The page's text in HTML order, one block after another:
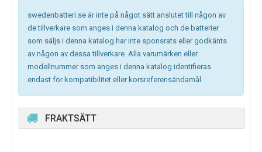
swedenbatteri.se är inte på något sätt anslutet till någon av
de tillverkare som anges i denna katalog och de batterier
som säljs i denna katalog har inte sponsrats eller godkänts
av någon av dessa tillverkare. Alla varumärken eller
modellnummer som anges i denna katalog identifieras
endast för kompatibilitet eller korsreferensändamål.
FRAKTSÄTT